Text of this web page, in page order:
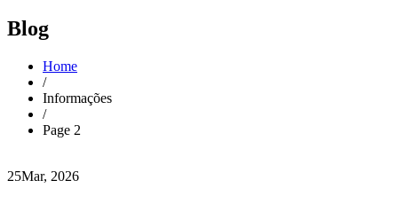
Blog
Home
/
Informações
/
Page 2
25Mar, 2026